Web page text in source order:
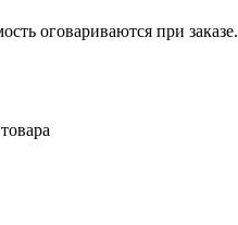
оговариваются при заказе.